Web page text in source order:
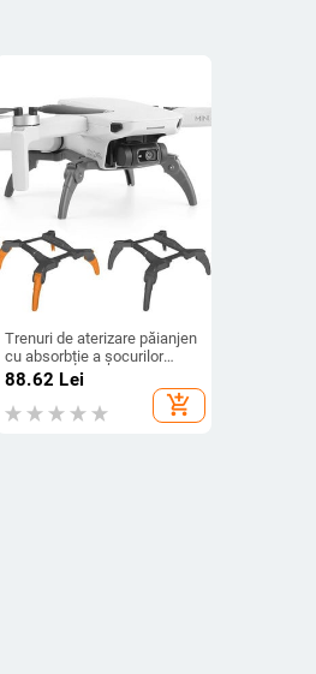
Trenuri de aterizare păianjen
cu absorbție a șocurilor
pentru DJI Mavic Mini 2 / SE
/ MINI 1 Suport suport de
protecție pentru picioare de
extensie pliabile pentru
88.62 Lei
add_shopping_cart